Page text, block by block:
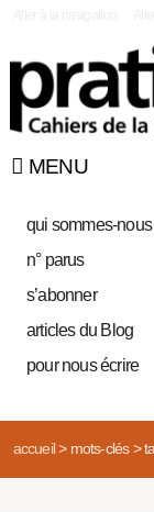
MENU
qui sommes-nous
n° parus
s’abonner
articles du Blog
pour nous écrire
accueil> mots-clés>